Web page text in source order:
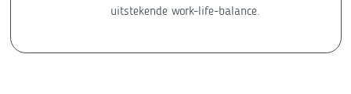
uitstekende work-life-balance.